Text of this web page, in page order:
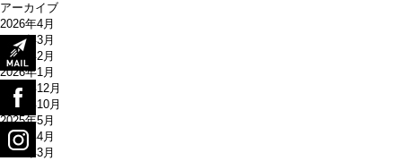
アーカイブ
2026年4月
2026年3月
2026年2月
2026年1月
2025年12月
2025年10月
2025年5月
2025年4月
2025年3月